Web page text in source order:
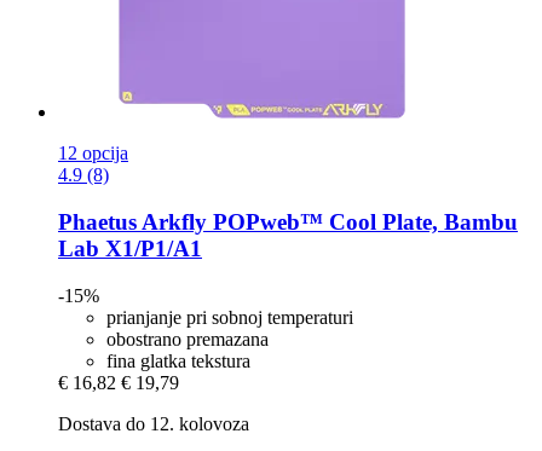
12 opcija
4.9 (8)
Phaetus Arkfly POPweb™ Cool Plate, Bambu
Lab X1/P1/A1
-15%
prianjanje pri sobnoj temperaturi
obostrano premazana
fina glatka tekstura
€ 16,82 € 19,79
Dostava do 12. kolovoza